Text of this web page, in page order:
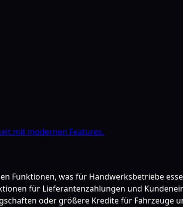
mit modernen Features.
Funktionen, was für Handwerksbetriebe
für Lieferantenzahlungen und
oder größere Kredite für Fahrzeuge